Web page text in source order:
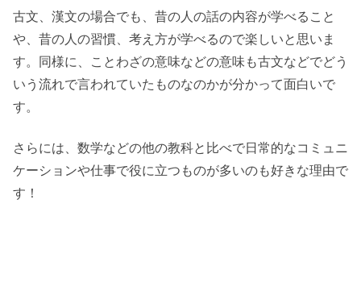
古文、漢文の場合でも、昔の人の話の内容が学べること
や、昔の人の習慣、考え方が学べるので楽しいと思いま
す。同様に、ことわざの意味などの意味も古文などでどう
いう流れで言われていたものなのかが分かって面白いで
す。
さらには、数学などの他の教科と比べで日常的なコミュニ
ケーションや仕事で役に立つものが多いのも好きな理由で
す！